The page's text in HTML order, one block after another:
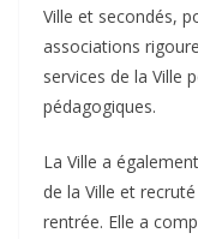
Ville et secondés,
associations
services de la Ville
pédagogiques.
La Ville a
de la Ville et
rentrée. Elle a